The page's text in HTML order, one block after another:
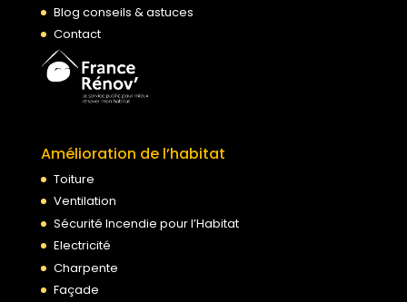
Blog conseils & astuces
Contact
Amélioration de l’habitat
Toiture
Ventilation
Sécurité Incendie pour l’Habitat
Electricité
Charpente
Façade